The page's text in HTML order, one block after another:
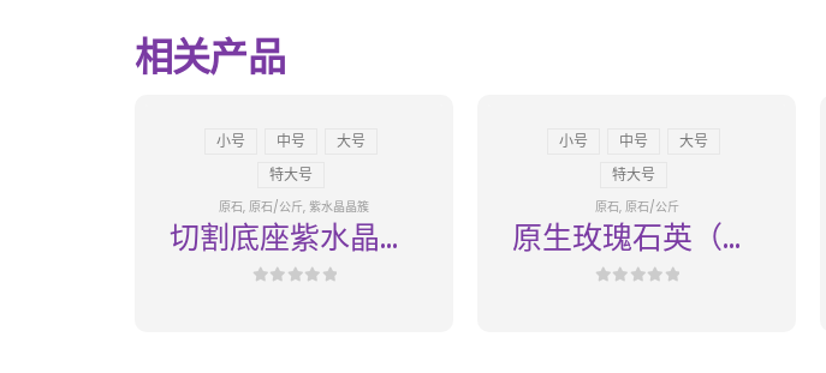
相关产品
小号 中号
大号
特大号
原石, 原石/公斤, 紫水晶晶簇
切割底座紫水晶
小号 中号
大号
特大号
原石, 原石/公斤
原生玫瑰石英（水
晶）特级